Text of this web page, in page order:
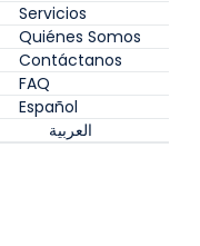
Servicios
Quiénes Somos
Contáctanos
FAQ
Español
العربية